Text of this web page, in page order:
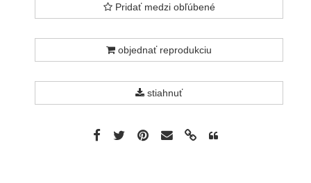
Pridať medzi obľúbené
objednať reprodukciu
stiahnuť